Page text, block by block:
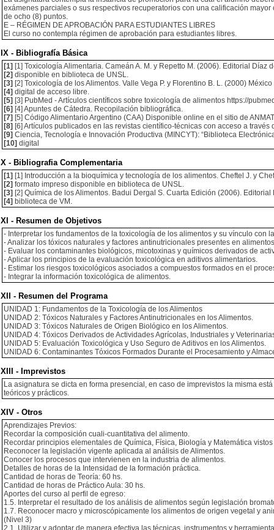
exámenes parciales o sus respectivos recuperatorios con una calificación mayor
de ocho (8) puntos.
E – RÉGIMEN DE APROBACIÓN PARA ESTUDIANTES LIBRES
El curso no contempla régimen de aprobación para estudiantes libres.
IX - Bibliografía Básica
[1] [1] Toxicología Alimentaria. Cameán A. M. y Repetto M. (2006). Editorial Díaz
[2] disponible en biblioteca de UNSL.
[3] [2] Toxicología de los Alimentos. Valle Vega P. y Florentino B. L. (2000)
[4] digital de acceso libre.
[5] [3] PubMed - Artículos científicos sobre toxicología de alimentos https://
[6] [4] Apuntes de Cátedra. Recopilación bibliográfica.
[7] [5] Código Alimentario Argentino (CAA) Disponible online en el sitio de
[8] [6] Artículos publicados en las revistas científico-técnicas con acceso a
[9] Ciencia, Tecnología e Innovación Productiva (MINCYT): “Biblioteca
[10] digital
X - Bibliografia Complementaria
[1] [1] Introducción a la bioquímica y tecnología de los alimentos. Cheftel J. y
[2] formato impreso disponible en biblioteca de UNSL.
[3] [2] Química de los Alimentos. Badui Dergal S. Cuarta Edición (2006).
[4] biblioteca de VM.
XI - Resumen de Objetivos
- Interpretar los fundamentos de la toxicología de los alimentos y su vínculo con
- Analizar los tóxicos naturales y factores antinutricionales presentes en
- Evaluar los contaminantes biológicos, micotoxinas y químicos derivados de
- Aplicar los principios de la evaluación toxicológica en aditivos alimentarios.
- Estimar los riesgos toxicológicos asociados a compuestos formados en el
- Integrar la información toxicológica de alimentos.
XII - Resumen del Programa
UNIDAD 1: Fundamentos de la Toxicología de los Alimentos
UNIDAD 2: Tóxicos Naturales y Factores Antinutricionales en los Alimentos.
UNIDAD 3: Tóxicos Naturales de Origen Biológico en los Alimentos.
UNIDAD 4: Tóxicos Derivados de Actividades Agrícolas, Industriales y
UNIDAD 5: Evaluación Toxicológica y Uso Seguro de Aditivos en los Alimentos.
UNIDAD 6: Contaminantes Tóxicos Formados Durante el Procesamiento y
XIII - Imprevistos
La asignatura se dicta en forma presencial, en caso de imprevistos la misma
teóricos y prácticos.
XIV - Otros
Aprendizajes Previos:
Recordar la composición cuali-cuantitativa del alimento.
Recordar principios elementales de Química, Física, Biología y Matemática
Reconocer la legislación vigente aplicada al análisis de Alimentos.
Conocer los procesos que intervienen en la industria de alimentos.
Detalles de horas de la Intensidad de la formación práctica.
Cantidad de horas de Teoría: 60 hs.
Cantidad de horas de Práctico Aula: 30 hs.
Aportes del curso al perfil de egreso:
1.5. Interpretar el resultado de los análisis de alimentos según legislación
1.7. Reconocer macro y microscópicamente los alimentos de origen vegetal y
(Nivel 3)
2.1. Utilizar y adoptar de manera efectiva las técnicas, instrumentos y